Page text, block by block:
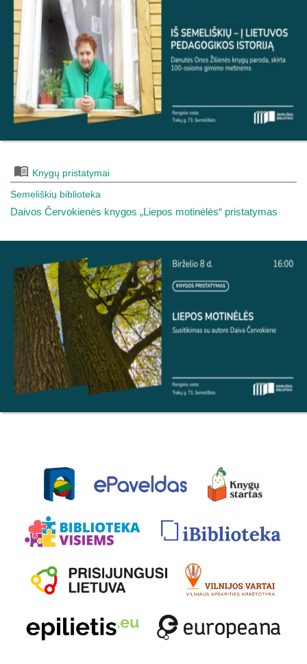
Knygų pristatymai
Semeliškių biblioteka
Daivos Červokienės knygos „Liepos motinėlės“ pristatymas